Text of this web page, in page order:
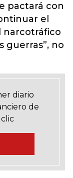
pactará con
el
narcotráfico
guerras”, no
diario
de